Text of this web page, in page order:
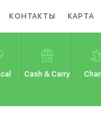
КОНТАКТЫ КАРТА
Cash & Carry